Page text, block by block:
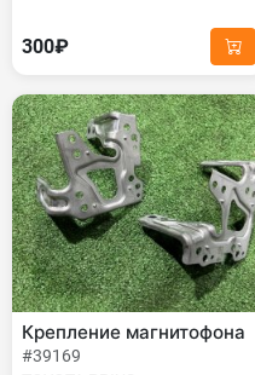
300₽
Крепление магнитофона
#39169